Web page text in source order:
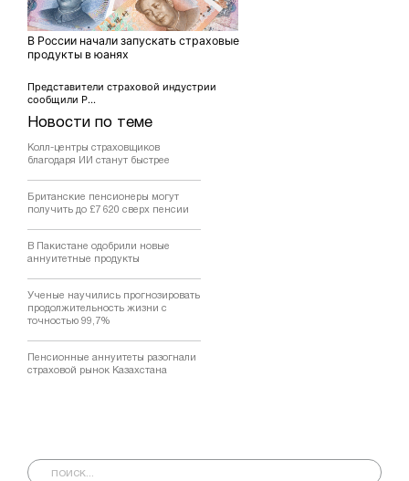
Новости по теме
Колл-центры страховщиков
благодаря ИИ станут быстрее
Британские пенсионеры могут
получить до £7 620 сверх пенсии
В Пакистане одобрили новые
аннуитетные продукты
Ученые научились прогнозировать
продолжительность жизни с
точностью 99,7%
Пенсионные аннуитеты разогнали
страховой рынок Казахстана
В России начали запускать страховые
продукты в юанях
Представители страховой индустрии
сообщили Р...